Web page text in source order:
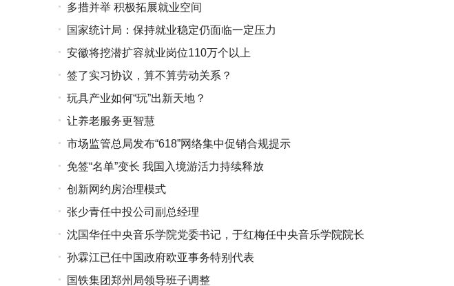
多措并举 积极拓展就业空间
国家统计局：保持就业稳定仍面临一定压力
安徽将挖潜扩容就业岗位110万个以上
签了实习协议，算不算劳动关系？
玩具产业如何“玩”出新天地？
让养老服务更智慧
市场监管总局发布“618”网络集中促销合规提示
免签“名单”变长 我国入境游活力持续释放
创新网约房治理模式
张少青任中投公司副总经理
沈国华任中央音乐学院党委书记，于红梅任中央音乐学院院长
孙霖江已任中国政府欧亚事务特别代表
国铁集团郑州局领导班子调整